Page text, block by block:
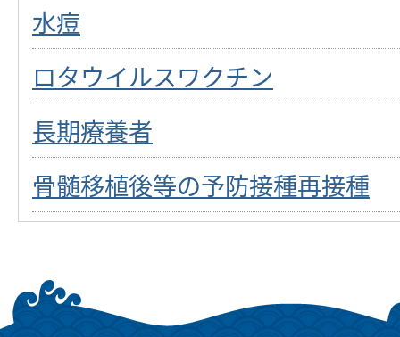
水痘
ロタウイルスワクチン
長期療養者
骨髄移植後等の予防接種再接種